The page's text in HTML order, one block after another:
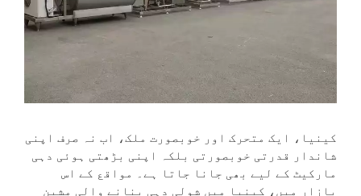
کینیا، ایک متحرک اور خوبصورت ملک، اب نہ صرف اپنی
شاندار قدرتی خوبصورتی بلکہ اپنی بڑھتی ہوئی دہی
مارکیٹ کے لیے بھی جانا جاتا ہے۔ مواقع کے اس
بازار میں، کینیا میں شولی دہی بنانے والی مشین